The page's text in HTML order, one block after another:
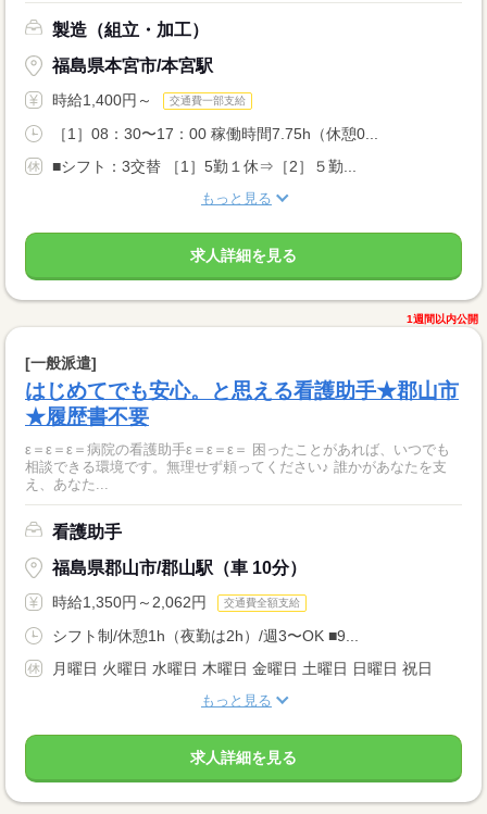
製造（組立・加工）
福島県本宮市/本宮駅
時給1,400円～ 交通費一部支給
［1］08：30〜17：00 稼働時間7.75h（休憩0...
■シフト：3交替 ［1］5勤１休⇒［2］５勤...
もっと見る
求人詳細を見る
1週間以内公開
[一般派遣]
はじめてでも安心。と思える看護助手★郡山市
★履歴書不要
ε＝ε＝ε＝病院の看護助手ε＝ε＝ε＝ 困ったことがあれば、いつでも
相談できる環境です。無理せず頼ってください♪ 誰かがあなたを支
え、あなた...
看護助手
福島県郡山市/郡山駅（車 10分）
時給1,350円～2,062円 交通費全額支給
シフト制/休憩1h（夜勤は2h）/週3〜OK ■9...
月曜日 火曜日 水曜日 木曜日 金曜日 土曜日 日曜日 祝日
もっと見る
求人詳細を見る